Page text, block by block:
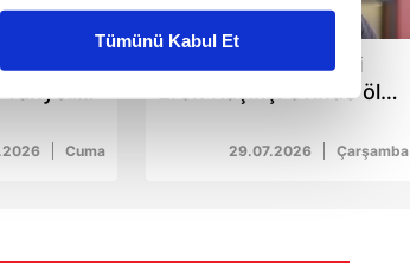
toplumu hizmetlerinin sunulması
Tümünü Kabul Et
Cuma
00:38
MasterChef birincisi
Eren Kaşıkçı evinde ölü
29.07.2026 Çarşamba